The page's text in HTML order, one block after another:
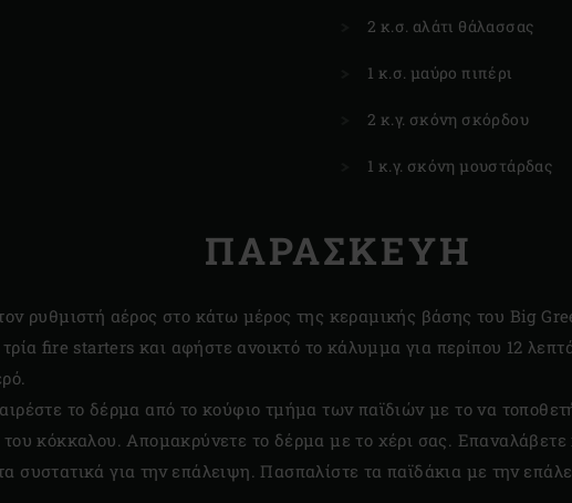
2 κ.σ. αλάτι θάλασσας
1 κ.σ. μαύρο πιπέρι
2 κ.γ. σκόνη σκόρδου
1 κ.γ. σκόνη μουστάρδας
ΠΑΡΑΣΚΕΥΗ
ρυθμιστή αέρος στο κάτω μέρος της κεραμικής βάσης του Big
fire starters και αφήστε ανοικτό το κάλυμμα για περίπου 12
το δέρμα από το κούφιο τμήμα των παϊδιών με το να
κόκκαλου. Απομακρύνετε το δέρμα με το χέρι σας. Επαναλάβετε
συστατικά για την επάλειψη. Πασπαλίστε τα παϊδάκια με την